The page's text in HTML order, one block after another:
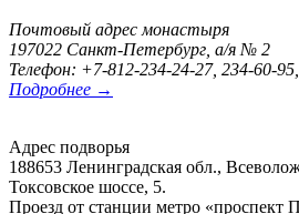
Почтовый адрес монастыря
197022 Санкт-Петербург, а/я № 2
Телефон: +7-812-234-24-27, 234-60-
Подробнее →
Адрес подворья
188653 Ленинградская обл.,
Токсовское шоссе, 5.
Проезд от станции метро «проспект